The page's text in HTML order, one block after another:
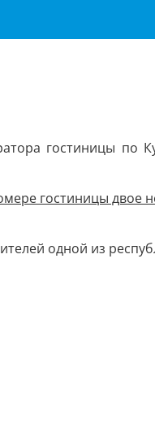
гостиницы по
гостиницы двое
одной из